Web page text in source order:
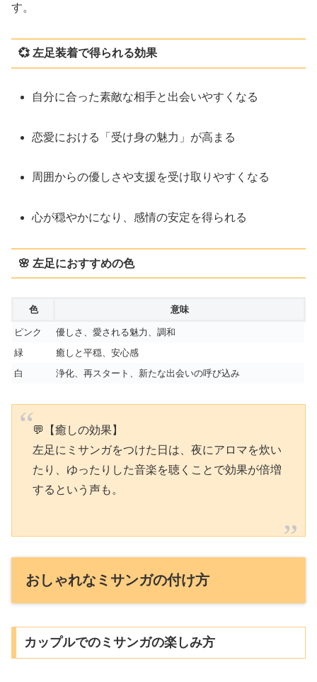
す。
💞 左足装着で得られる効果
自分に合った素敵な相手と出会いやすくなる
恋愛における「受け身の魅力」が高まる
周囲からの優しさや支援を受け取りやすくなる
心が穏やかになり、感情の安定を得られる
🌸 左足におすすめの色
色 意味
ピンク
優しさ、愛される魅力、調和
緑
癒しと平穏、安心感
白
浄化、再スタート、新たな出会いの呼び込み
💬【癒しの効果】
左足にミサンガをつけた日は、夜にアロマを炊い
たり、ゆったりした音楽を聴くことで効果が倍増
するという声も。
おしゃれなミサンガの付け方
カップルでのミサンガの楽しみ方